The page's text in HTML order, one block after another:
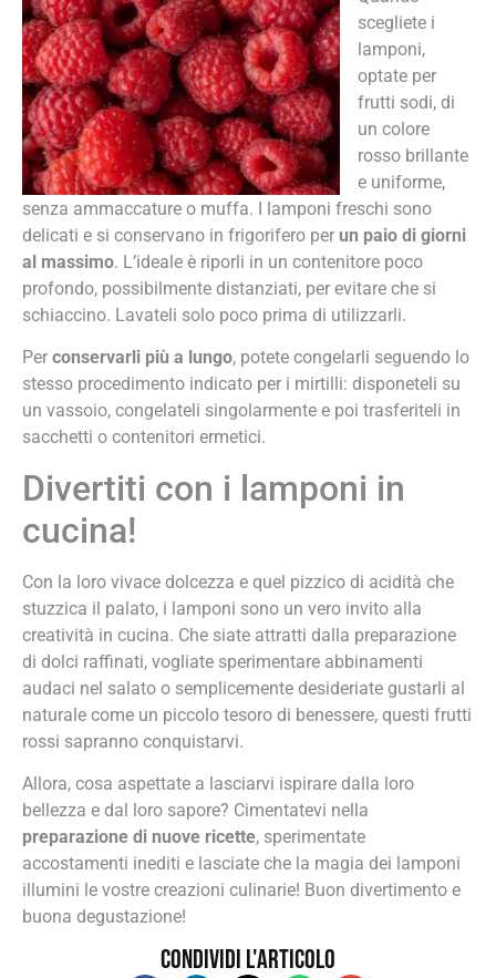
scegliete i
lamponi,
optate per
frutti sodi, di
un colore
rosso brillante
e uniforme,
senza ammaccature o muffa. I lamponi freschi sono
delicati e si conservano in frigorifero per un paio di giorni
al massimo. L’ideale è riporli in un contenitore poco
profondo, possibilmente distanziati, per evitare che si
schiaccino. Lavateli solo poco prima di utilizzarli.
Per conservarli più a lungo, potete congelarli seguendo lo
stesso procedimento indicato per i mirtilli: disponeteli su
un vassoio, congelateli singolarmente e poi trasferiteli in
sacchetti o contenitori ermetici.
Divertiti con i lamponi in
cucina!
Con la loro vivace dolcezza e quel pizzico di acidità che
stuzzica il palato, i lamponi sono un vero invito alla
creatività in cucina. Che siate attratti dalla preparazione
di dolci raffinati, vogliate sperimentare abbinamenti
audaci nel salato o semplicemente desideriate gustarli al
naturale come un piccolo tesoro di benessere, questi frutti
rossi sapranno conquistarvi.
Allora, cosa aspettate a lasciarvi ispirare dalla loro
bellezza e dal loro sapore? Cimentatevi nella
preparazione di nuove ricette, sperimentate
accostamenti inediti e lasciate che la magia dei lamponi
illumini le vostre creazioni culinarie! Buon divertimento e
buona degustazione!
Condividi l'articolo